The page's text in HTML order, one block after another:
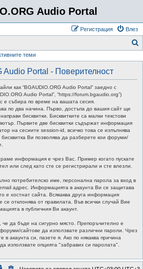
Audio Portal
Влез
Регистрация
теми
Audio Portal - Поверителност
как “BGAUDIO.ORG Audio Portal” заедно с
Audio Portal”, “https://forum.bgaudio.org”)
е събира по време на вашата сесия.
по два начина. Първо, достъпа до вашия сайт ще
бисквитки. Бисквитките са малки текстови
Първите две бисквитки съдържат информация
на сесиите session-id, всичко това се изпълнява
Ви позволява да разберете кои форуми/
информация е чрез Вас. Пример когато пускате
или след като сте се регистрирали и сте влезли.
потребителско име, персонална парола за вход в
адрес. Информацията в акаунта Ви се защитава
е хостнат сайта. Всякаква друга информация
се отклонява от правилата. Във всички случай Вие
в публичния Ви акаунт.
да бъде на сигурно място. Препоръчително е
сайтове да използвате различни пароли. Чрез
акаунта си, пазете я. Ако по някаква причина
използвате опцията "забравих си паролата".